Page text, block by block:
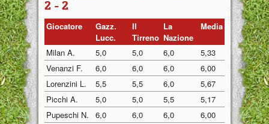
2 - 2
Giocatore
Gazz.
Lucc.
Il
Tirreno
La
Nazione
Media
Milan A. 5,0 5,0 6,0
5,33
Venanzi F.
6,0 6,0 6,0
6,00
Lorenzini L.
5,5 5,5 6,0
5,67
Picchi A.
5,0 5,0 5,5
5,17
Pupeschi N.
6,0 6,0 6,0
6,00